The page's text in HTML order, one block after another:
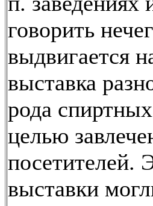
говорить
выдвигается
выставка
рода
целью
посетителей.
выставки